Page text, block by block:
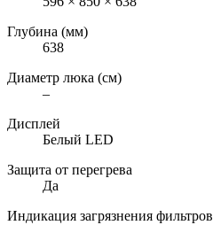
Глубина (мм)
638
Диаметр люка (см)
–
Дисплей
Белый LED
Защита от перегрева
Да
Индикация загрязнения фильтров